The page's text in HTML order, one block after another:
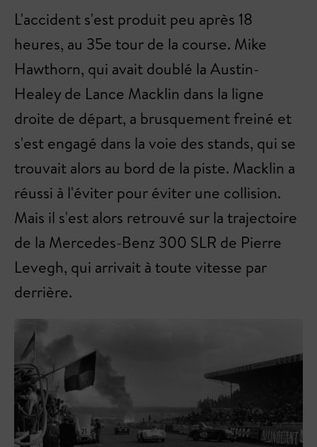
L'accident s'est produit peu après 18
heures, au 35e tour de la course. Mike
Hawthorn, qui avait doublé la Austin-
Healey de Lance Macklin dans la ligne
droite de départ, a brusquement freiné et
s'est engagé dans la voie des stands, qui se
trouvait alors au bord de la piste. Macklin a
réussi à l'éviter pour éviter une collision.
Mais il s'est alors retrouvé sur la trajectoire
de la Mercedes-Benz 300 SLR de Pierre
Levegh, qui arrivait à toute vitesse par
derrière.